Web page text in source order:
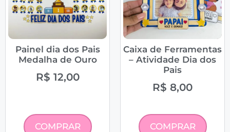
Painel dia dos Pais
Medalha de Ouro
R$ 12,00
COMPRAR
Caixa de Ferramentas
– Atividade Dia dos
Pais
R$ 8,00
COMPRAR